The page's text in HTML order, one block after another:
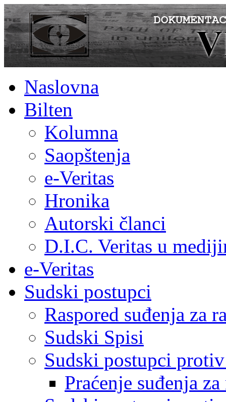
Naslovna
Bilten
Kolumna
Saopštenja
e-Veritas
Hronika
Autorski članci
D.I.C. Veritas u
e-Veritas
Sudski postupci
Raspored suđenja za
Sudski Spisi
Sudski postupci
Praćenje suđenja